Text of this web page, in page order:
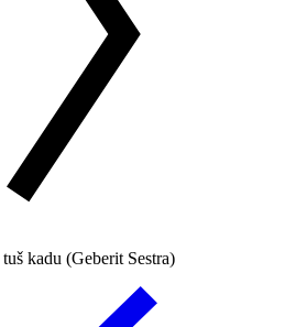
kadu (Geberit Sestra)